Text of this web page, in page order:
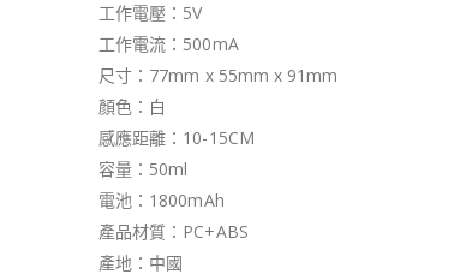
工作電壓：5V
工作電流：500mA
尺寸：77mm x 55mm x 91mm
顏色：白
感應距離：10-15CM
容量：50ml
電池：1800mAh
產品材質：PC+ABS
產地：中國